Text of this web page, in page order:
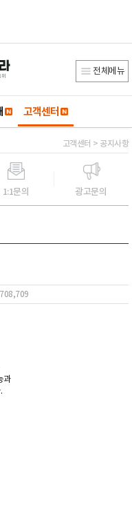
전체메뉴
고객센터
고객센터 > 공지사항
1:1문의 광고문의
과